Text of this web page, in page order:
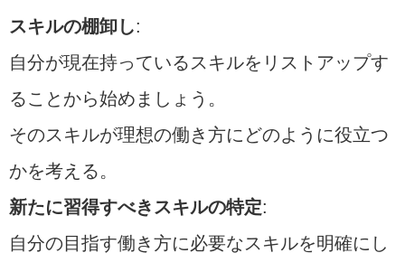
スキルの棚卸し:
自分が現在持っているスキルをリストアップす
ることから始めましょう。
そのスキルが理想の働き方にどのように役立つ
かを考える。
新たに習得すべきスキルの特定:
自分の目指す働き方に必要なスキルを明確にし